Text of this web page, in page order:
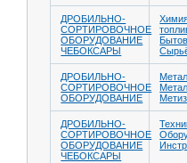
ДРОБИЛЬНО-
СОРТИРОВОЧНОЕ
ОБОРУДОВАНИЕ
ЧЕБОКСАРЫ
ДРОБИЛЬНО-
СОРТИРОВОЧНОЕ
ОБОРУДОВАНИЕ
ДРОБИЛЬНО-
СОРТИРОВОЧНОЕ
ОБОРУДОВАНИЕ
ЧЕБОКСАРЫ